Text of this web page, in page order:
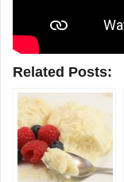
Related Posts: